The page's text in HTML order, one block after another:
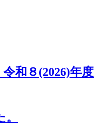
８(2026)年度